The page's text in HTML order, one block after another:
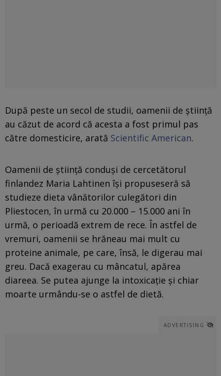
După peste un secol de studii, oamenii de știință
au căzut de acord că acesta a fost primul pas
către domesticire, arată Scientific American.
Oamenii de știință conduși de cercetătorul
finlandez Maria Lahtinen își propuseseră să
studieze dieta vânătorilor culegători din
Pliestocen, în urmă cu 20.000 – 15.000 ani în
urmă, o perioadă extrem de rece. În astfel de
vremuri, oamenii se hrăneau mai mult cu
proteine animale, pe care, însă, le digerau mai
greu. Dacă exagerau cu mâncatul, apărea
diareea. Se putea ajunge la intoxicație și chiar
moarte urmându-se o astfel de dietă.
ADVERTISING